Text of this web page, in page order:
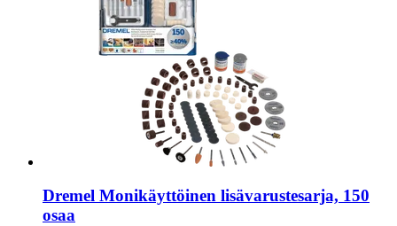
Dremel Monikäyttöinen lisävarustesarja, 150
osaa